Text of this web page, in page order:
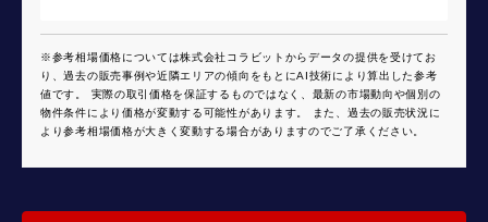
※参考相場価格については株式会社コラビットからデータの提供を受けてお
り、過去の販売事例や近隣エリアの傾向をもとにAI技術により算出した参考
値です。 実際の取引価格を保証するものではなく、最新の市場動向や個別の
物件条件により価格が変動する可能性があります。 また、過去の販売状況に
より参考相場価格が大きく変動する場合がありますのでご了承ください。